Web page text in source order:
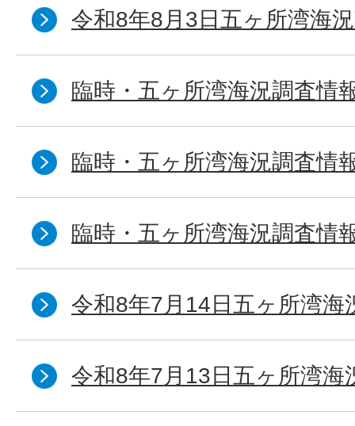
令和8年8月3日五ヶ所湾海
臨時・五ヶ所湾海況調査情
臨時・五ヶ所湾海況調査情
臨時・五ヶ所湾海況調査情
令和8年7月14日五ヶ所湾海
令和8年7月13日五ヶ所湾海